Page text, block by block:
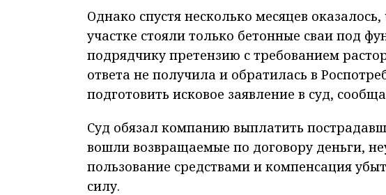
Однако спустя несколько месяцев
участке стояли только бетонные сваи под
подрядчику претензию с требованием
ответа не получила и обратилась в
подготовить исковое заявление в суд,
Суд обязал компанию выплатить
вошли возвращаемые по договору деньги,
пользование средствами и компенсация
силу.